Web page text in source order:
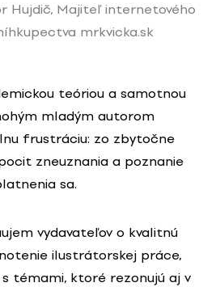
Hujdič, Majiteľ internetového
mrkvicka.sk
teóriou a samotnou
mladým autorom
frustráciu: zo zbytočne
zneuznania a poznanie
sa.
vydavateľov o kvalitnú
ilustrátorskej práce,
témami, ktoré rezonujú aj v